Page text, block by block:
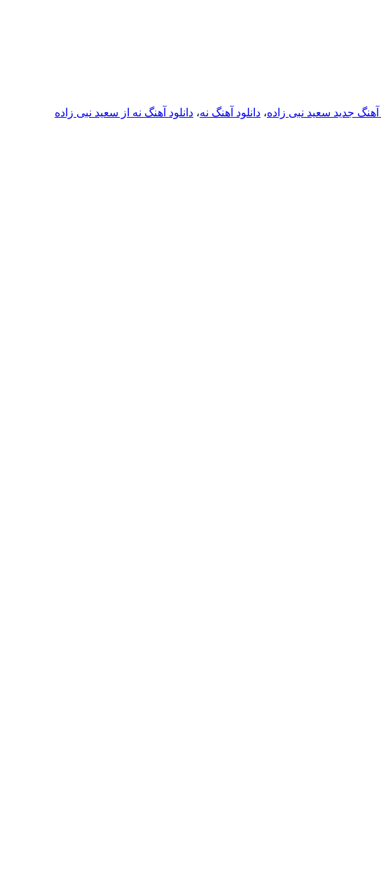
آهنگ جدید سعید نبی زاده، دانلود آهنگ نه، دانلود آهنگ نه از سعید نبی زاده